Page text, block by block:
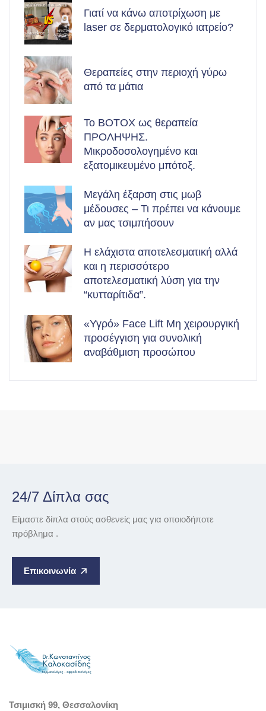
Γιατί να κάνω αποτρίχωση με
laser σε δερματολογικό ιατρείο?
Θεραπείες στην περιοχή γύρω
από τα μάτια
Το BOTOX ως θεραπεία
ΠΡΟΛΗΨΗΣ.
Μικροδοσολογημένο και
εξατομικευμένο μπότοξ.
Μεγάλη έξαρση στις μωβ
μέδουσες – Τι πρέπει να κάνουμε
αν μας τσιμπήσουν
Η ελάχιστα αποτελεσματική αλλά
και η περισσότερο
αποτελεσματική λύση για την
“κυτταρίτιδα”.
«Υγρό» Face Lift Μη χειρουργική
προσέγγιση για συνολική
αναβάθμιση προσώπου
24/7 Δίπλα σας
Είμαστε δίπλα στούς ασθενείς μας για οποιοδήποτε
πρόβλημα .
Επικοινωνία
Τσιμισκή 99, Θεσσαλονίκη